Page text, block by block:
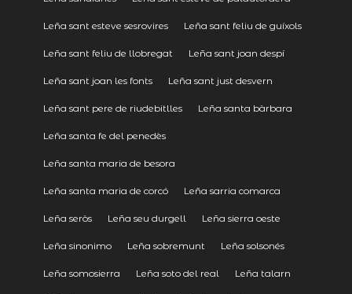
Leña sant esteve sesrovires Leña sant feliu de guíxols
Leña sant feliu de llobregat Leña sant joan despí
Leña sant joan les fonts Leña sant just desvern
Leña sant pere de riudebitlles Leña santa bàrbara
Leña santa fe del penedès
Leña santa maria de besora
Leña santa maria de corcó Leña sarria comarca
Leña seròs Leña seu durgell Leña sierra oeste
Leña sinonimo Leña sobremunt Leña solsonés
Leña somosierra Leña soto del real Leña talarn